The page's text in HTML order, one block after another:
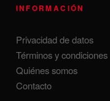
INFORMACIÓN
Privacidad de datos
Términos y condiciones
Quiénes somos
Contacto